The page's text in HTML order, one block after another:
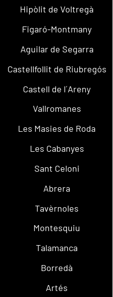
Hipòlit de Voltregà
Figaró-Montmany
Aguilar de Segarra
Castellfollit de Riubregós
Castell de l´Areny
Vallromanes
Les Masies de Roda
Les Cabanyes
Sant Celoni
Abrera
Tavèrnoles
Montesquiu
Talamanca
Borredà
Artés